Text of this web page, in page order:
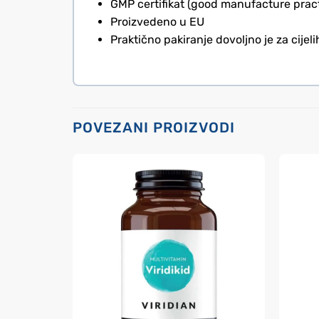
GMP certifikat (good manufacture
Proizvedeno u EU
Praktično pakiranje dovoljno je za
POVEZANI PROIZVODI